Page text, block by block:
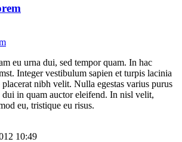
eu urna dui, sed tempor quam. In hac
Integer vestibulum sapien et turpis lacinia
placerat nibh velit. Nulla egestas varius purus
in quam auctor eleifend. In nisl velit,
eu, tristique eu risus.
10:49